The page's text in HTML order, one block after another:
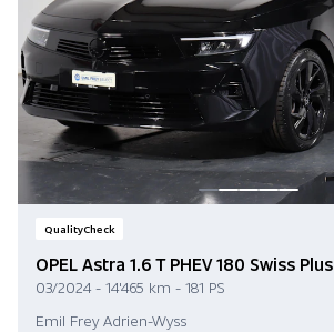
QualityCheck
OPEL Astra 1.6 T PHEV 180 Swiss Plus
03/2024 - 14'465 km - 181 PS
Emil Frey Adrien-Wyss